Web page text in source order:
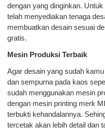
dengan yang dinginkan.
telah menyediakan tenaga
membuatkan desain sesuai
gratis.
Mesin Produksi Terbaik
Agar desain yang sudah
dan sempurna pada kaos
sudah menggunakan mesin
dengan mesin printing merk
terbukti kehandalannya.
tercetak akan lebih detail dan